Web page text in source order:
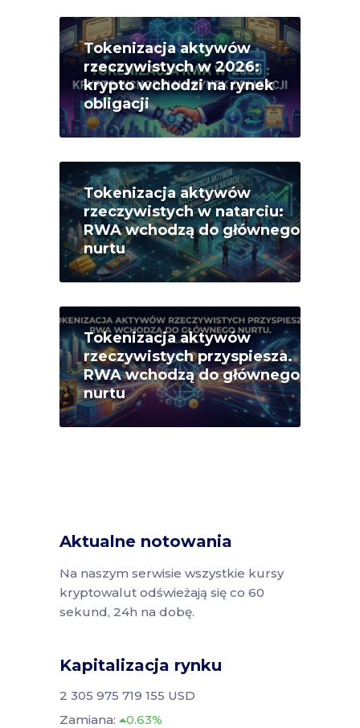
Tokenizacja aktywów
rzeczywistych w 2026:
krypto wchodzi na rynek
obligacji
Tokenizacja aktywów
rzeczywistych w natarciu:
RWA wchodzą do głównego
nurtu
Tokenizacja aktywów
rzeczywistych przyspiesza.
RWA wchodzą do głównego
nurtu
Aktualne notowania
Na naszym serwisie wszystkie kursy
kryptowalut odświeżają się co 60
sekund, 24h na dobę.
Kapitalizacja rynku
2 305 975 719 155 USD
Zamiana:
0.63%